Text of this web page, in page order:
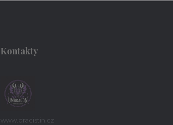
Kontakty
www.dracistin.cz